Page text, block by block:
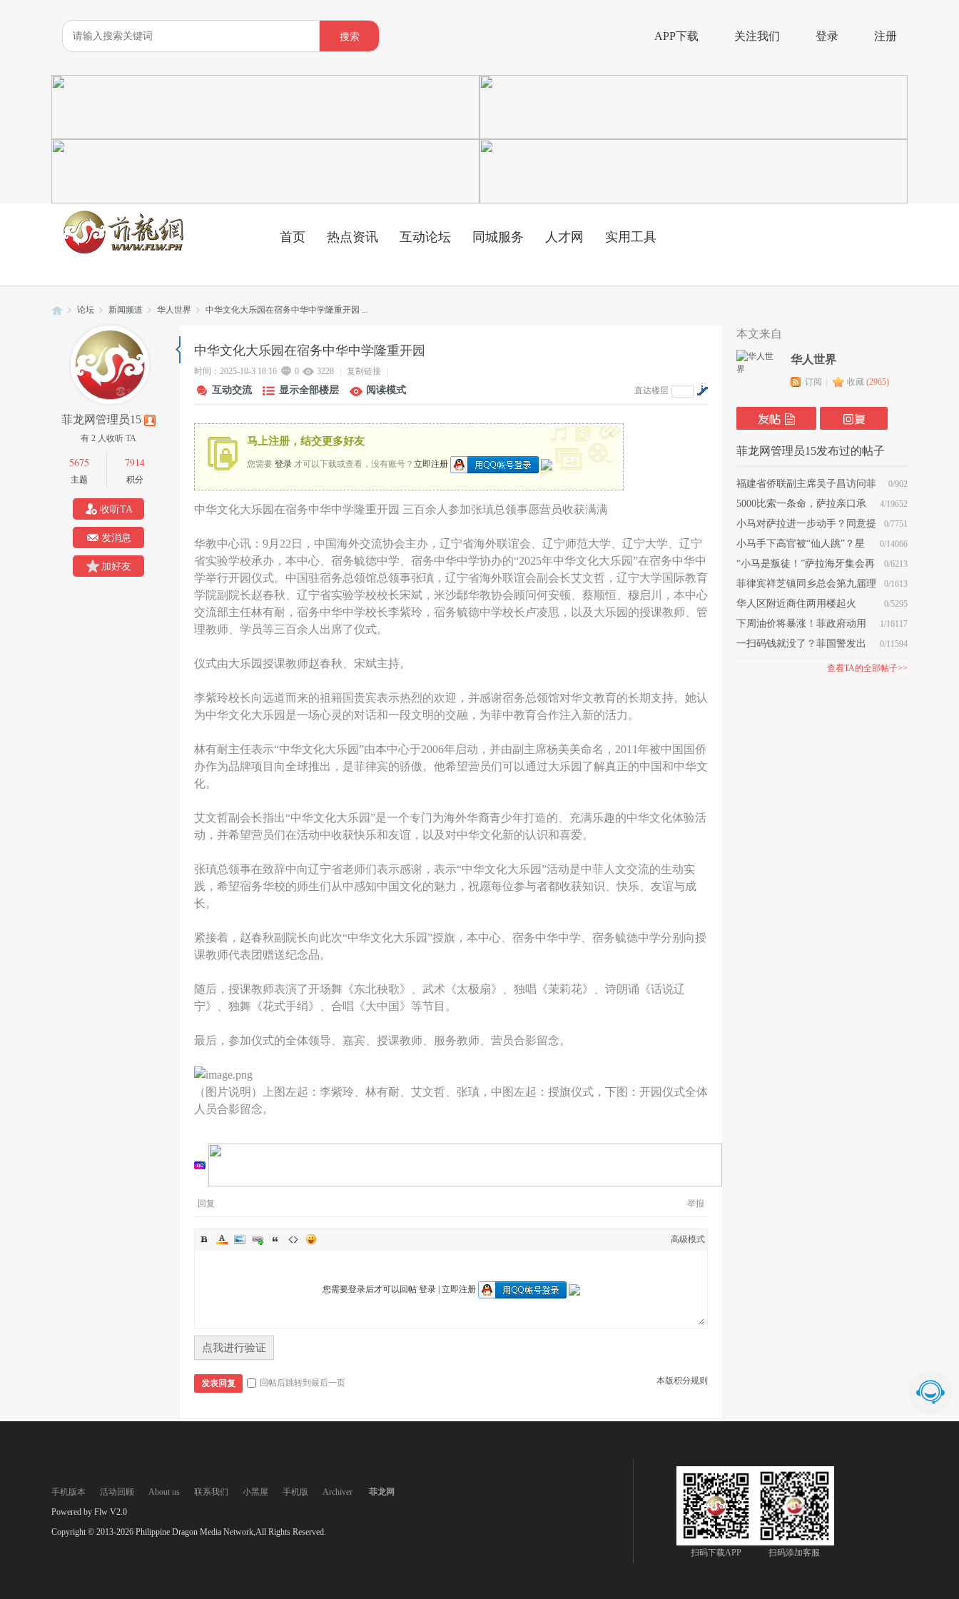
搜索 APP下载 关注我们 登录 注册
首页 热点资讯 互动论坛 同城服务 人才网 实用工具
论坛
›
新闻频道
›
华人世界 中华文化大乐园在宿务中华中学隆重开园 ...
菲龙网管理员15
有 2 人收听 TA
5675
主题
7914
积分
收听TA
发消息
加好友
本文来自
华人世界
订阅 收藏 (2965)
菲龙网管理员15发布过的帖子
0/902
福建省侨联副主席吴子昌访问菲
律宾中国商会
4/19652
5000比索一条命，萨拉亲口承
认！在菲律宾人命真就这么贱？
0/7751
小马对萨拉进一步动手？同意提
交一项关键证据！
0/14066
小马手下高官被“仙人跳”？星
探其实是皮条客？
0/6213
“小马是叛徒！”萨拉海牙集会再
喊话：立即释放老杜
0/1613
菲律宾祥芝镇同乡总会第九届理
监事/职员就职典礼圆满举行
0/5295
华人区附近商住两用楼起火
1/16117
下周油价将暴涨！菲政府动用
227亿援助民众
0/11594
一扫码钱就没了？菲国警发出
查看TA的全部帖子>>
中华文化大乐园在宿务中华中学隆重开园
时间：2025-10-3 18:16 0 3228 复制链接
互动交流 显示全部楼层 阅读模式 直达楼层
马上注册，结交更多好友
您需要 登录 才可以下载或查看，没有账号？ 立即注册
x
中华文化大乐园在宿务中华中学隆重开园 三百余人参加张瑱总领事愿营员收获满满
华教中心讯：9月22日，中国海外交流协会主办，辽宁省海外联谊会、辽宁师范大学、辽宁大学、辽宁
省实验学校承办，本中心、宿务毓德中学、宿务中华中学协办的“2025年中华文化大乐园”在宿务中华中
学举行开园仪式。中国驻宿务总领馆总领事张瑱，辽宁省海外联谊会副会长艾文哲，辽宁大学国际教育
学院副院长赵春秋、辽宁省实验学校校长宋斌，米沙鄢华教协会顾问何安顿、蔡顺恒、穆启川，本中心
交流部主任林有耐，宿务中华中学校长李紫玲，宿务毓德中学校长卢凌思，以及大乐园的授课教师、管
理教师、学员等三百余人出席了仪式。
仪式由大乐园授课教师赵春秋、宋斌主持。
李紫玲校长向远道而来的祖籍国贵宾表示热烈的欢迎，并感谢宿务总领馆对华文教育的长期支持。她认
为中华文化大乐园是一场心灵的对话和一段文明的交融，为菲中教育合作注入新的活力。
林有耐主任表示“中华文化大乐园”由本中心于2006年启动，并由副主席杨美美命名，2011年被中国国侨
办作为品牌项目向全球推出，是菲律宾的骄傲。他希望营员们可以通过大乐园了解真正的中国和中华文
化。
艾文哲副会长指出“中华文化大乐园”是一个专门为海外华裔青少年打造的、充满乐趣的中华文化体验活
动，并希望营员们在活动中收获快乐和友谊，以及对中华文化新的认识和喜爱。
张瑱总领事在致辞中向辽宁省老师们表示感谢，表示“中华文化大乐园”活动是中菲人文交流的生动实
践，希望宿务华校的师生们从中感知中国文化的魅力，祝愿每位参与者都收获知识、快乐、友谊与成
长。
紧接着，赵春秋副院长向此次“中华文化大乐园”授旗，本中心、宿务中华中学、宿务毓德中学分别向授
课教师代表团赠送纪念品。
随后，授课教师表演了开场舞《东北秧歌》、武术《太极扇》、独唱《茉莉花》、诗朗诵《话说辽
宁》、独舞《花式手绢》、合唱《大中国》等节目。
最后，参加仪式的全体领导、嘉宾、授课教师、服务教师、营员合影留念。
（图片说明）上图左起：李紫玲、林有耐、艾文哲、张瑱，中图左起：授旗仪式，下图：开园仪式全体
人员合影留念。
回复 举报
高级模式
您需要登录后才可以回帖 登录| 立即注册
点我进行验证
本版积分规则
发表回复 回帖后跳转到最后一页
手机版本 活动回顾 About us 联系我们 小黑屋 手机版 Archiver
菲龙网
Powered by Flw V2.0
Copyright © 2013-2026 Philippine Dragon Media Network,All Rights Reserved.
扫码下载APP 扫码添加客服